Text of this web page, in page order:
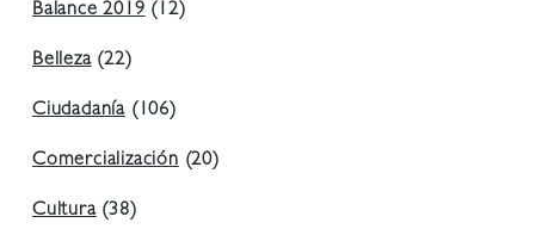
Balance 2019(12)
Belleza(22)
Ciudadanía (106)
Comercialización(20)
Cultura(38)